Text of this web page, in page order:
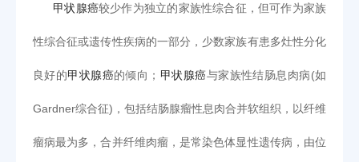
甲状腺癌较少作为独立的家族性综合征，但可作为家族
性综合征或遗传性疾病的一部分，少数家族有患多灶性分化
良好的甲状腺癌的倾向； 甲状腺癌与家族性结肠息肉病(如
Gardner综合征)，包括结肠腺瘤性息肉合并软组织，以纤维
瘤病最为多，合并纤维肉瘤，是常染色体显性遗传病，由位